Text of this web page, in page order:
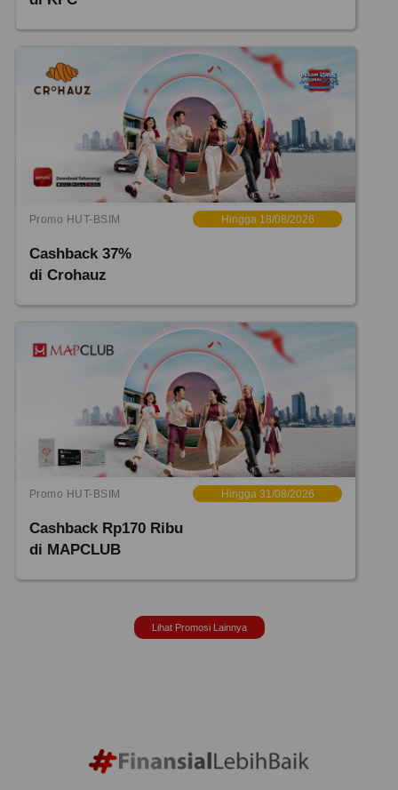
Promo HUT-BSIM Hingga 18/08/2026
Cashback 37%
di Crohauz
Promo HUT-BSIM Hingga 31/08/2026
Cashback Rp170 Ribu
di MAPCLUB
Lihat Promosi Lainnya